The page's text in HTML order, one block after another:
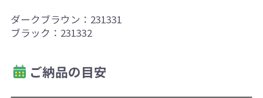
ダークブラウン：231331
ブラック：231332
ご納品の目安